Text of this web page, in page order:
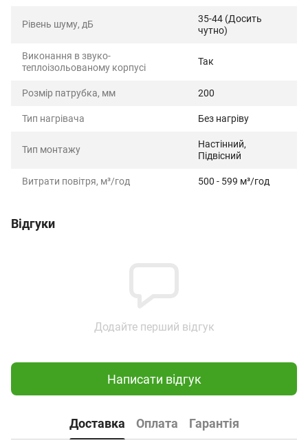
Рівень шуму, дБ
35-44 (Досить
чутно)
Виконання в звуко-
теплоізольованому корпусі
Так
Розмір патрубка, мм 200
Тип нагрівача Без нагріву
Тип монтажу
Настінний,
Підвісний
Витрати повітря, м³/год 500 - 599 м³/год
Відгуки
Додайте перший відгук
Написати відгук
Доставка Оплата Гарантія